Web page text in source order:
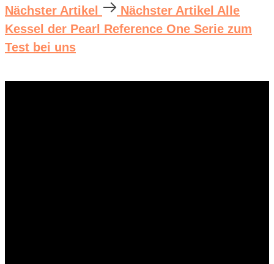
Nächster Artikel
Nächster Artikel Alle
Kessel der Pearl Reference One Serie zum
Test bei uns